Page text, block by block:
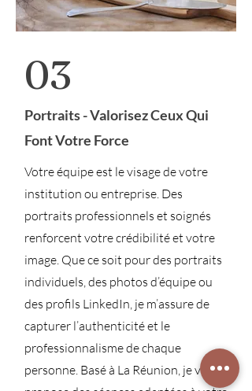
03
Portraits - Valorisez Ceux Qui
Font Votre Force
Votre équipe est le visage de votre
institution ou entreprise. Des
portraits professionnels et soignés
renforcent votre crédibilité et votre
image. Que ce soit pour des portraits
individuels, des photos d’équipe ou
des profils LinkedIn, je m’assure de
capturer l’authenticité et le
professionnalisme de chaque
personne. Basé à La Réunion, je vous